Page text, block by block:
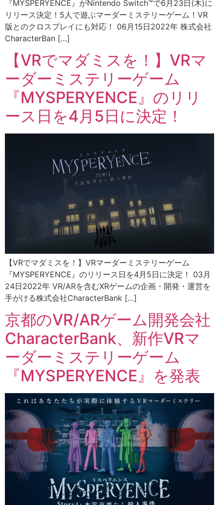
『MYSPERYENCE』がNintendo Switch™で6月23日(木)に
リリース決定！5人で遊ぶマーダーミステリーゲーム！VR
版とのクロスプレイにも対応！ 06月15日2022年 株式会社
CharacterBan […]
【VRでマダミスを！】VRマ
ーダーミステリーゲーム
『MYSPERYENCE』のリリ
ース日を4月5日に決定！
【VRでマダミスを！】VRマーダーミステリーゲーム
『MYSPERYENCE』のリリース日を4月5日に決定！ 03月
24日2022年 VR/ARを含むXRゲームの企画・開発・運営を
手がける株式会社CharacterBank […]
京都のVR/ARゲーム開発会社
CharacterBank、新作VRマ
ーダーミステリーゲーム
『MYSPERYENCE』を発表